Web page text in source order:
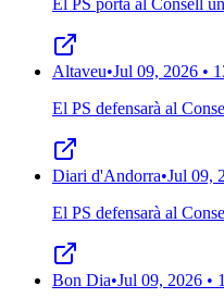
El PS porta al Consell
Altaveu•Jul 09, 2026 •
El PS defensarà al
Diari d'Andorra•Jul 09,
El PS defensarà al
Bon Dia•Jul 09, 2026 •